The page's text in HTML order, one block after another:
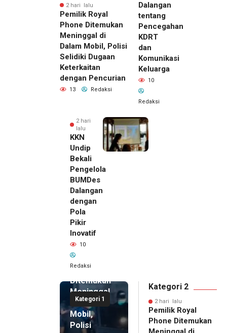
2 hari lalu
Pemilik Royal
Phone Ditemukan
Meninggal di
Dalam Mobil, Polisi
Selidiki Dugaan
Keterkaitan
dengan Pencurian
13 Redaksi
Dalangan
tentang
Pencegahan
KDRT
dan
Komunikasi
Keluarga
10
Redaksi
2 hari
lalu
KKN
Undip
Bekali
Pengelola
BUMDes
Dalangan
dengan
Pola
Pikir
Inovatif
10
Redaksi
Kategori 1
Pemilik
Royal
Phone
Ditemukan
Meninggal
di Dalam
Mobil,
Polisi
Kategori 2
2 hari lalu
Pemilik Royal
Phone Ditemukan